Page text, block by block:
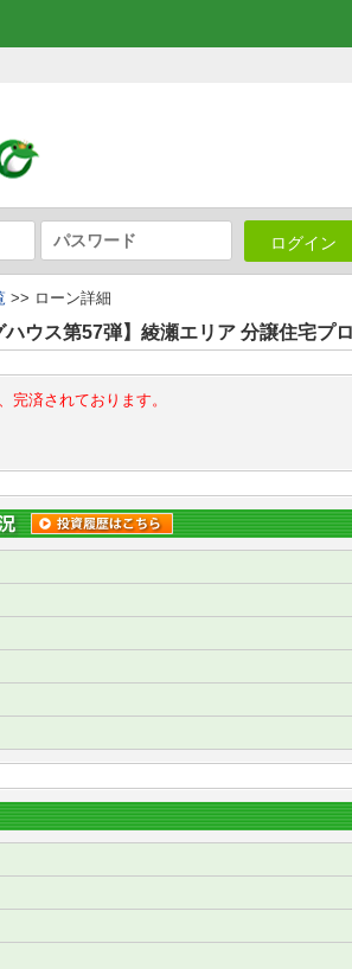
ログイン
>> ローン詳細
ハウス第57弾】綾瀬エリア 分譲住宅プ
完済されております。